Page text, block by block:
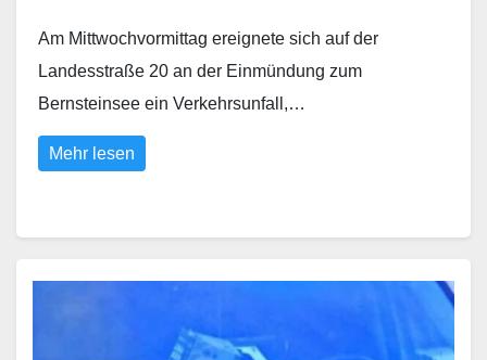
Am Mittwochvormittag ereignete sich auf der
Landesstraße 20 an der Einmündung zum
Bernsteinsee ein Verkehrsunfall,…
Mehr lesen